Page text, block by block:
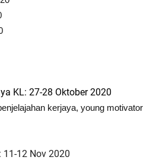
KL: 27-28 Oktober 2020
kerjaya, young motivator
12 Nov 2020